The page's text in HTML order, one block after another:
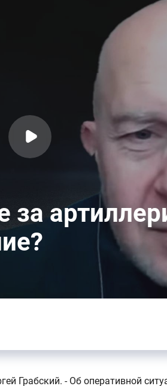
за
Грабский. - Об оперативной